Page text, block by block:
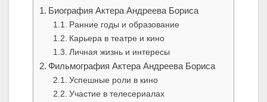
Биография Актера Андреева Бориса
Ранние годы и образование
Карьера в театре и кино
Личная жизнь и интересы
Фильмография Актера Андреева Бориса
Успешные роли в кино
Участие в телесериалах